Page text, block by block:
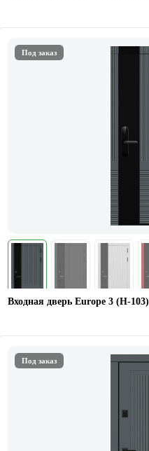
Под заказ
Входная дверь Europe 3 (H-103)
Под заказ